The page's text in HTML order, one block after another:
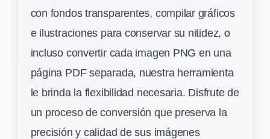
con fondos transparentes, compilar gráficos
e ilustraciones para conservar su nitidez, o
incluso convertir cada imagen PNG en una
página PDF separada, nuestra herramienta
le brinda la flexibilidad necesaria. Disfrute de
un proceso de conversión que preserva la
precisión y calidad de sus imágenes